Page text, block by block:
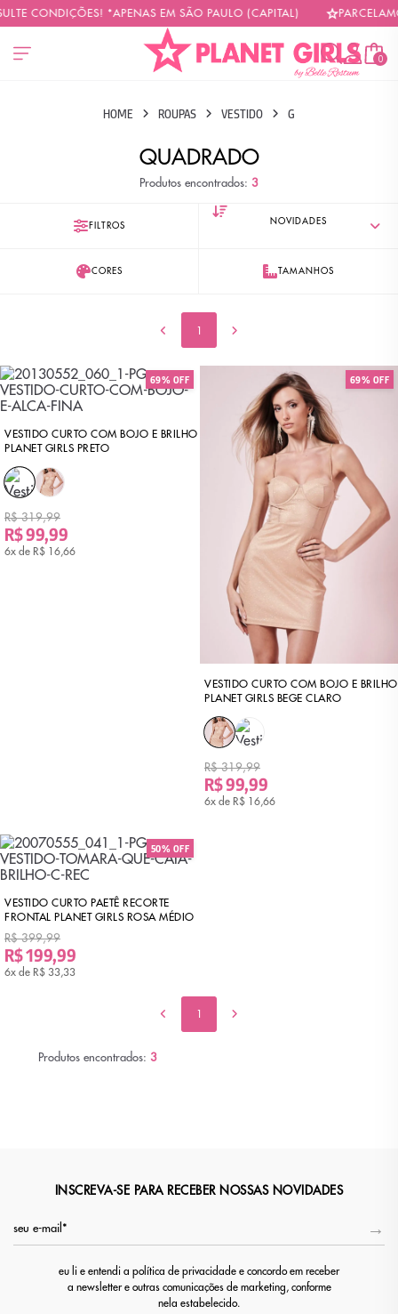
CONDIÇÕES! *APENAS EM SÃO PAULO (CAPITAL)
0
HOME ROUPAS VESTIDO G
QUADRADO
Produtos encontrados: 3
FILTROS
CORES TAMANHOS
1
69% OFF
VESTIDO CURTO COM BOJO E BRILHO
PLANET GIRLS PRETO
R$ 319,99
R$ 99,99
6x de R$ 16,66
69% OFF
VESTIDO CURTO COM BOJO E BRILHO
PLANET GIRLS BEGE CLARO
R$ 319,99
R$ 99,99
6x de R$ 16,66
50% OFF
VESTIDO CURTO PAETÊ RECORTE
FRONTAL PLANET GIRLS ROSA MÉDIO
R$ 399,99
R$ 199,99
6x de R$ 33,33
1
Produtos encontrados: 3
INSCREVA-SE PARA RECEBER NOSSAS NOVIDADES
eu li e entendi a política de privacidade e concordo em receber
a newsletter e outras comunicações de marketing, conforme
nela estabelecido.